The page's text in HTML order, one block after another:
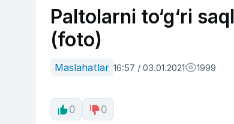
Paltolarni to‘g‘ri
(foto)
Maslahatlar 16:57 / 03.01.2021 1999
0 0